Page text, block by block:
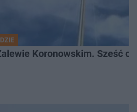
Koronowskim. Sześć